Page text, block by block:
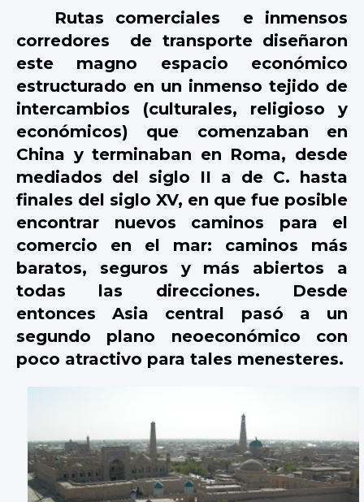
Rutas comerciales
e inmensos
corredores
de transporte diseñaron
este magno espacio económico
estructurado en un inmenso tejido de
intercambios (culturales, religioso y
económicos) que comenzaban en
China y terminaban en Roma, desde
mediados del siglo II a de C. hasta
finales del siglo XV, en que fue posible
encontrar nuevos caminos para el
comercio en el mar: caminos más
baratos, seguros y más abiertos a
todas las direcciones. Desde
entonces Asia central pasó a un
segundo plano neoeconómico con
poco atractivo para tales menesteres.